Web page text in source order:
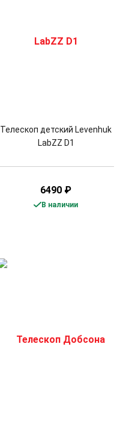
Телескоп детский Levenhuk
LabZZ D1
6490 ₽
В наличии